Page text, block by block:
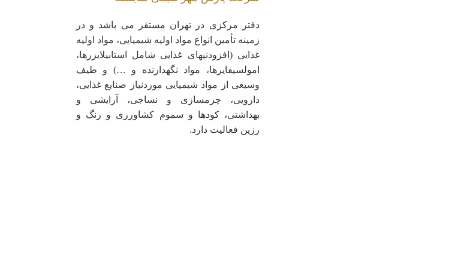
دفتر مرکزی در تهران مستقر می باشد و در
زمینه تأمین انواع مواد اولیه شیمیایی، مواد اولیه
غذایی (افزودنیهای غذایی شامل استابیلایزرها،
امولسیفایرها، مواد نگهدارنده و …) و طیف
وسیعی از مواد شیمیایی موردنیاز صنایع غذایی،
دارویی، چرمسازی و نساجی، آرایشی و
بهداشتی، کودها و سموم کشاورزی و رنگ و
رزین فعالیت دارد.